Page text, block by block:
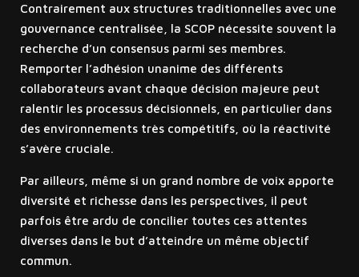
Contrairement aux structures traditionnelles avec une
gouvernance centralisée, la SCOP nécessite souvent la
recherche d’un consensus parmi ses membres.
Remporter l’adhésion unanime des différents
collaborateurs avant chaque décision majeure peut
ralentir les processus décisionnels, en particulier dans
des environnements très compétitifs, où la réactivité
s’avère cruciale.
Par ailleurs, même si un grand nombre de voix apporte
diversité et richesse dans les perspectives, il peut
parfois être ardu de concilier toutes ces attentes
diverses dans le but d’atteindre un même objectif
commun.